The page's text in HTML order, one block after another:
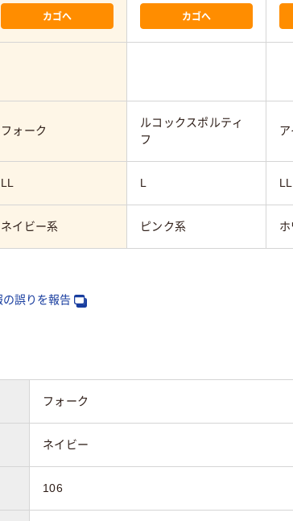
カゴへ カゴへ
フォーク
ルコックスポルティ
フ
LL L LL
ネイビー系 ピンク系
の誤りを報告
フォーク
ネイビー
106